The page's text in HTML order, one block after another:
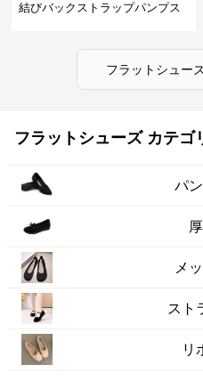
結びバックストラップパンプス
フラットシュー
フラットシューズ カテゴ
パ
メ
スト
リ